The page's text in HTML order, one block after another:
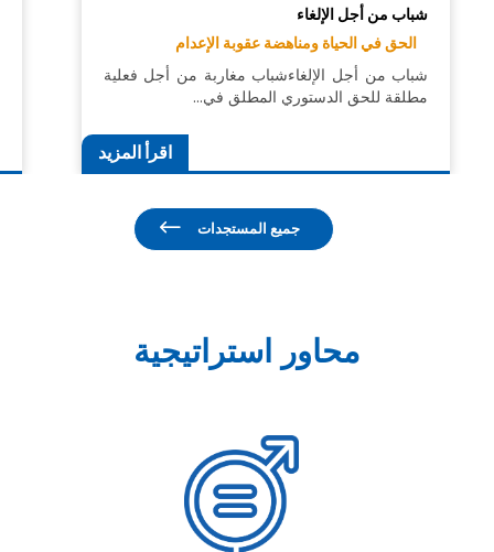
شباب من أجل الإلغاء
الحق في الحياة ومناهضة عقوبة الإعدام
شباب من أجل الإلغاءشباب مغاربة من أجل فعلية
مطلقة للحق الدستوري المطلق في…
اقرأ المزيد
جميع المستجدات
محاور استراتيجية